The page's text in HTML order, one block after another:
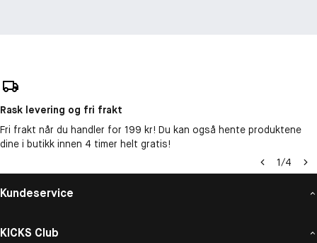
Rask levering og fri frakt
Fri frakt når du handler for 199 kr! Du kan også hente produktene
dine i butikk innen 4 timer helt gratis!
1/4
Kundeservice
KICKS Club